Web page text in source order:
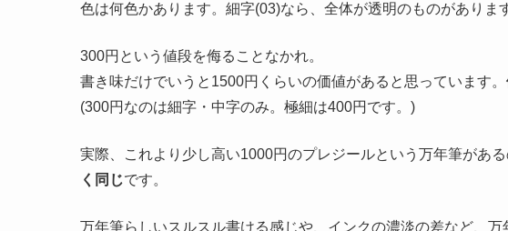
色は何色かあります。細字(03)なら、全体が透明のものがありま
300円という値段を侮ることなかれ。
書き味だけでいうと1500円くらいの価値があると思っています。
(300円なのは細字・中字のみ。極細は400円です。)
実際、これより少し高い1000円のプレジールという万年筆がある
く同じです。
万年筆らしいスルスル書ける感じや、インクの濃淡の差など、万